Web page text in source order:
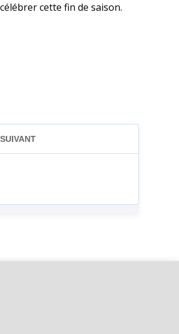
cette fin de saison.